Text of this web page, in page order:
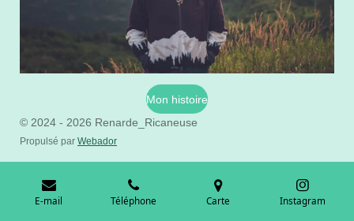
Mon histoire
© 2024 - 2026 Renarde_Ricaneuse
Propulsé par Webador
E-mail Téléphone Carte Instagram